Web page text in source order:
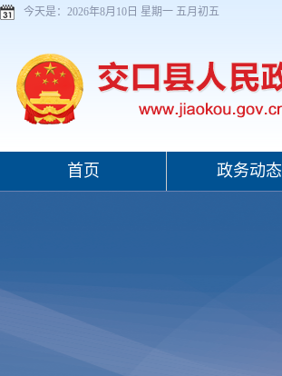
今天是： 2026年8月10日 星期一 五月初五
首页 政务动态